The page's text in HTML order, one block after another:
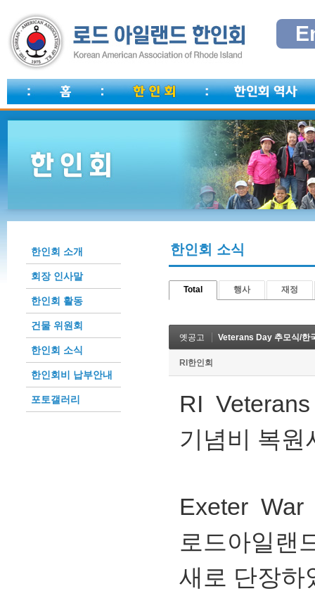
한인회 소개
회장 인사말
한인회 활동
건물 위원회
한인회 소식
한인회비 납부안내
포토갤러리
한인회 소식
Total 행사 재정
옛공고 Veterans Day 추모식/한
RI한인회
RI
기념비 복
Exeter War
로드아일
새로 단장하